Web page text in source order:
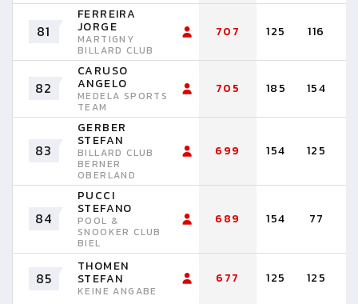
81
FERREIRA
JORGE
MARTIGNY
BILLARD CLUB
707 125 116
82
CARUSO
ANGELO
MEDELA SPORTS
TEAM
705 185 154
83
GERBER
STEFAN
BILLARD CLUB
BERNER
OBERLAND
699 154 125
84
PUCCI
STEFANO
POOL &
SNOOKER CLUB
BIEL
689 154 77
85
THOMEN
STEFAN
KEINE ANGABE
677 125 125